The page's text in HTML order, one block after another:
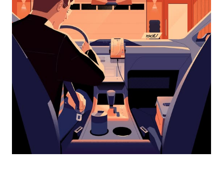
een
datum
te
selecteren.
Druk
Escape
agenda
te
sluiten.